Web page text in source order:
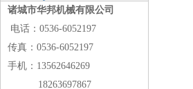
诸城市华邦机械有限公司
电话：0536-6052197
传真：0536-6052197
手机：13562646269
18263697867